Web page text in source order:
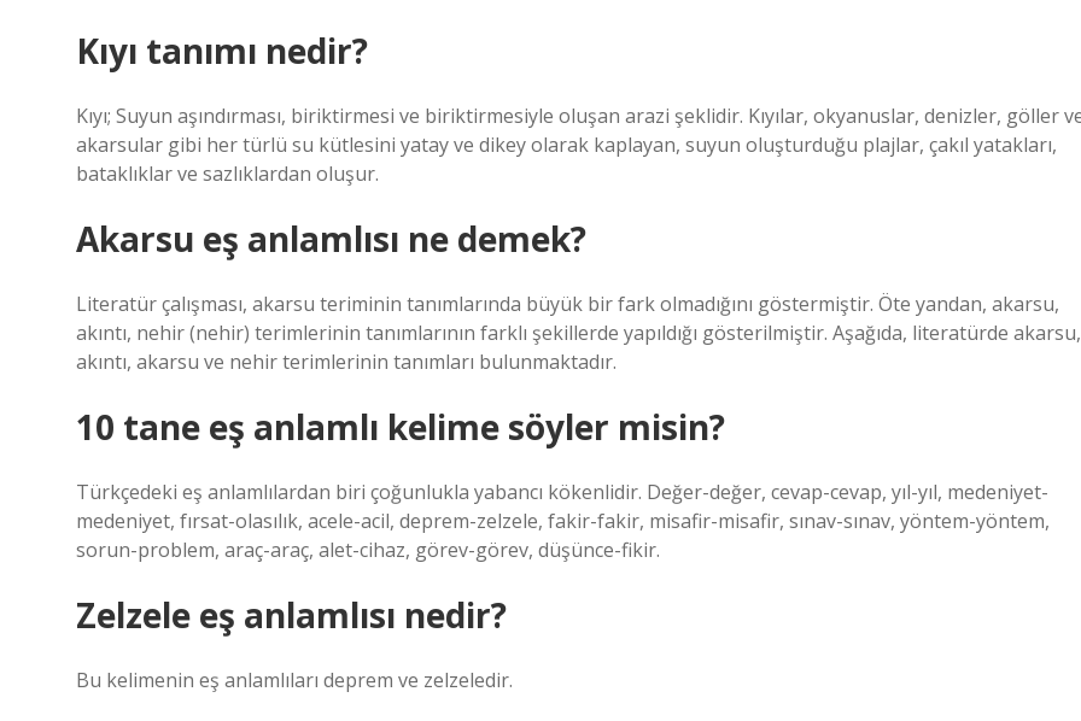
Kıyı tanımı nedir?
Kıyı; Suyun aşındırması, biriktirmesi ve biriktirmesiyle oluşan arazi şeklidir. Kıyılar, okyanuslar, denizler, göller
akarsular gibi her türlü su kütlesini yatay ve dikey olarak kaplayan, suyun oluşturduğu plajlar, çakıl yatakları,
bataklıklar ve sazlıklardan oluşur.
Akarsu eş anlamlısı ne demek?
Literatür çalışması, akarsu teriminin tanımlarında büyük bir fark olmadığını göstermiştir. Öte yandan, akarsu,
akıntı, nehir (nehir) terimlerinin tanımlarının farklı şekillerde yapıldığı gösterilmiştir. Aşağıda, literatürde akarsu,
akıntı, akarsu ve nehir terimlerinin tanımları bulunmaktadır.
10 tane eş anlamlı kelime söyler misin?
Türkçedeki eş anlamlılardan biri çoğunlukla yabancı kökenlidir. Değer-değer, cevap-cevap, yıl-yıl, medeniyet-
medeniyet, fırsat-olasılık, acele-acil, deprem-zelzele, fakir-fakir, misafir-misafir, sınav-sınav, yöntem-yöntem,
sorun-problem, araç-araç, alet-cihaz, görev-görev, düşünce-fikir.
Zelzele eş anlamlısı nedir?
Bu kelimenin eş anlamlıları deprem ve zelzeledir.